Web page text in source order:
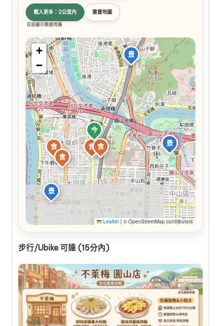
載入更多：2公里內 重置地圖
目前顯示精選周邊
今
食
景
食 景
食
景
食
食
+
−
Leaflet | © OpenStreetMap contributors
步行/Ubike 可達 (15分內)